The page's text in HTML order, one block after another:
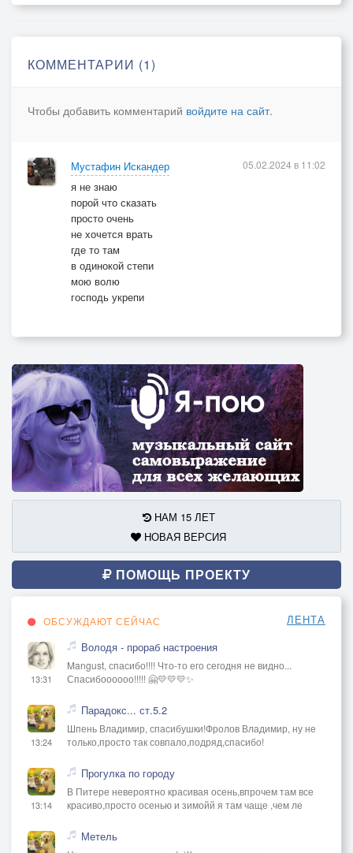
Мне знакомо слово пресс.
Для меня ты как принцесса,
То мне сладко, то мне кисло,
То я умный, то чудак.
Я не знаю слово степень,
Мне знакомо слово степь.
Из окна вид как нелепость,
Ну а родина как цепь.
КОММЕНТАРИИ (1)
Чтобы добавить комментарий войдите на сайт.
Мустафин Искандер
я не знаю
порой что сказать
просто очень
не хочется врать
где то там
в одинокой степи
мою волю
господь укрепи
05.02.2024 в 11:02
НАМ 15 ЛЕТ
НОВАЯ ВЕРСИЯ
ПОМОЩЬ ПРОЕКТУ
ОБСУЖДАЮТ СЕЙЧАС ЛЕНТА
13:31
Володя - прораб настроения
Mangust, спасибо!!!! Что-то его сегодня не видно...
Спасибоооооо!!!!! 🤗💛💛💛✨
13:24
Парадокс... ст.5.2
Шпень Владимир, спасибушки!Фролов Владимир, ну не
только,просто так совпало,подряд,спасибо!
13:14
Прогулка по городу
В Питере невероятно красивая осень,впрочем там все
красиво,просто осенью и зимойй я там чаще ,чем ле
Метель